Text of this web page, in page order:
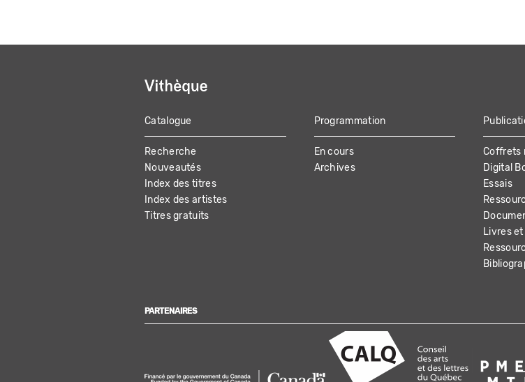
MAIN
NAVIGATION
Catalogue
Recherche
Nouveautés
Index des titres
Index des artistes
Titres gratuits
Programmation
En cours
Archives
Coffrets
Digital
Essais
Livres
PARTENAIRES